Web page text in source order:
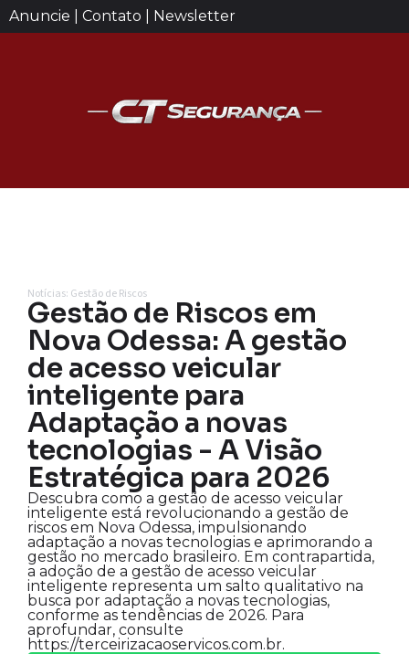
Anuncie | Contato | Newsletter
Notícias: Gestão de Riscos
Gestão de Riscos em
Nova Odessa: A gestão
de acesso veicular
inteligente para
Adaptação a novas
tecnologias - A Visão
Estratégica para 2026
Descubra como a gestão de acesso veicular
inteligente está revolucionando a gestão de
riscos em Nova Odessa, impulsionando
adaptação a novas tecnologias e aprimorando a
gestão no mercado brasileiro. Em contrapartida,
a adoção de a gestão de acesso veicular
inteligente representa um salto qualitativo na
busca por adaptação a novas tecnologias,
conforme as tendências de 2026. Para
aprofundar, consulte
https://terceirizacaoservicos.com.br.